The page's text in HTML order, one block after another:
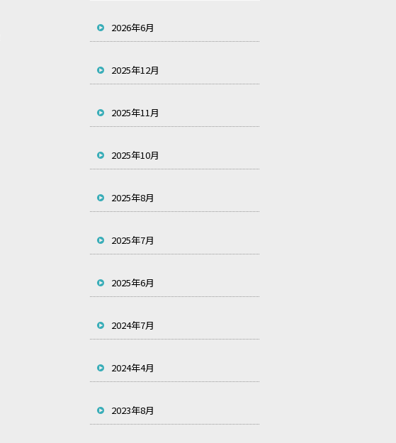
2026年6月
2025年12月
2025年11月
2025年10月
2025年8月
2025年7月
2025年6月
2024年7月
2024年4月
2023年8月